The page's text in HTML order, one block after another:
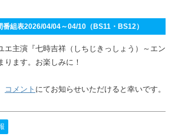
番組表2026/04/04～04/10（BS11・BS12）
エ主演『七時吉祥（しちじきっしょう）～エン
ります。お楽しみに！
コメント にてお知らせいただけると幸いです。